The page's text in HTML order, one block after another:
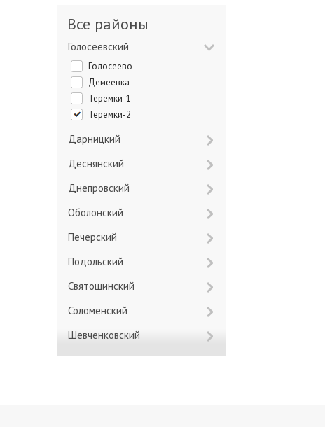
Все районы
Голосеевский
Голосеево
Демеевка
Теремки-1
Теремки-2
Дарницкий
Деснянский
Днепровский
Оболонский
Печерский
Подольский
Святошинский
Соломенский
Шевченковский